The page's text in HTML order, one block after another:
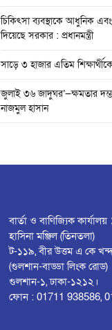
চিকিৎসা ব্যবস্থাকে আধুনিক এবং
দিয়েছে সরকার : প্রধানমন্ত্রী
সাড়ে ৩ হাজার এতিম
জুলাই ৩৬ জাদুঘর’—ক্ষমতার
নাজমুল হাসান
বার্তা ও বাণিজ্যিক
হাসিনা মঞ্জিল (তিনতলা)
ট-১১৯, বীর উত্তম এ কে
(গুলশান-বাড্ডা লিংক রোড)
গুলশান-১, ঢাকা-১২১২।
ফোন : 01711 938586,